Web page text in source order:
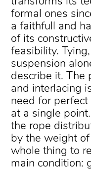
formal ones
a faithfull and
of its
feasibility.
suspension
describe it. The
and interlacing
need for
at a single
the rope
by the weight
whole thing to
main condition: